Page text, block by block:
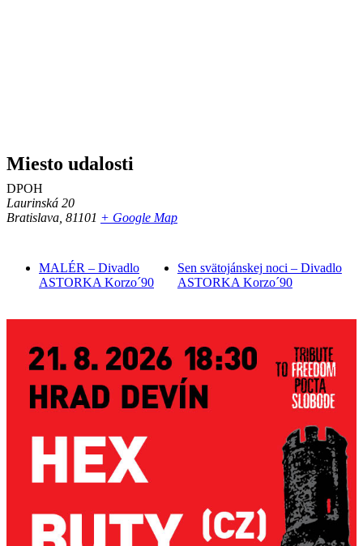
Miesto udalosti
DPOH
Laurinská 20
Bratislava 81101 + Google Map
MALÉR – Divadlo
ASTORKA Korzo´90
Sen svätojánskej noci – Divadlo
ASTORKA Korzo´90